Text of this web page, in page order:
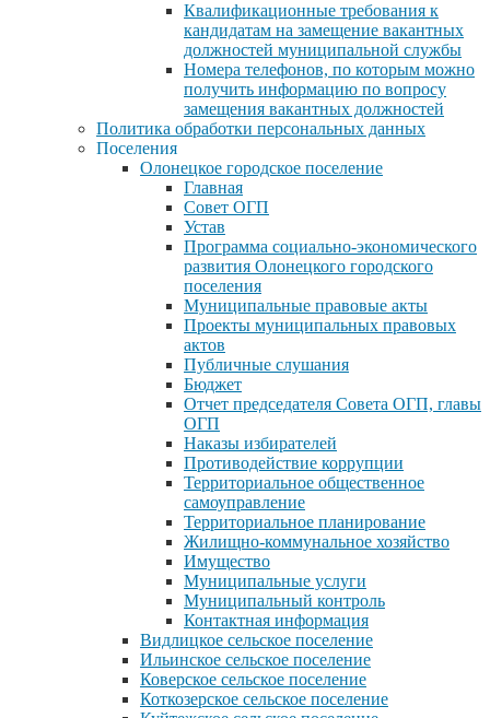
Квалификационные требования к
кандидатам на замещение вакантных
должностей муниципальной службы
Номера телефонов, по которым можно
получить информацию по вопросу
замещения вакантных должностей
Политика обработки персональных данных
Поселения
Олонецкое городское поселение
Главная
Совет ОГП
Устав
Программа социально-экономического
развития Олонецкого городского
поселения
Муниципальные правовые акты
Проекты муниципальных правовых
актов
Публичные слушания
Бюджет
Отчет председателя Совета ОГП, главы
ОГП
Наказы избирателей
Противодействие коррупции
Территориальное общественное
самоуправление
Территориальное планирование
Жилищно-коммунальное хозяйство
Имущество
Муниципальные услуги
Муниципальный контроль
Контактная информация
Видлицкое сельское поселение
Ильинское сельское поселение
Коверское сельское поселение
Коткозерское сельское поселение